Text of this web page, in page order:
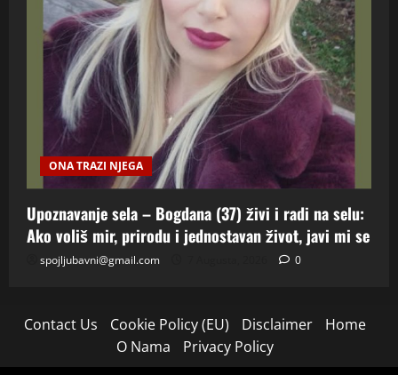
ONA TRAZI NJEGA
Upoznavanje sela – Bogdana (37) živi i radi na selu:
Ako voliš mir, prirodu i jednostavan život, javi mi se
spojljubavni@gmail.com 0
Contact Us Cookie Policy (EU) Disclaimer
Home
O Nama
Privacy Policy